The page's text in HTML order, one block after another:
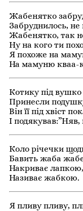
Жабенятко
Забруднилось, не
Жабенятко, так
Ну на кого ти
Я похоже на
На мамуню кваа-
Котику під вушко
Принесли
Він її під хвіст
І подякував:”Няв,
Коло річечки
Бавить жаба
Накриває лапкою,
Називає жабкою.
Я пливу пливу,